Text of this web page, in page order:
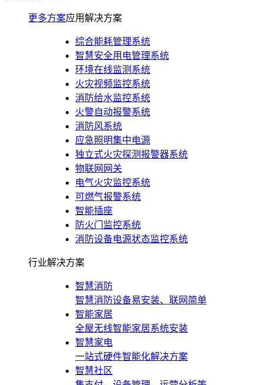
更多方案应用解决方案
综合能耗管理系统
智慧安全用电管理系统
环境在线监测系统
火灾视频监控系统
消防给水监控系统
火警自动报警系统
消防风系统
应急照明集中电源
独立式火灾探测报警器系统
物联网网关
电气火灾监控系统
可燃气报警系统
智能插座
防火门监控系统
消防设备电源状态监控系统
行业解决方案
智慧消防
智慧消防设备易安装、联网简单
智能家居
全屋无线智能家居系统安装
智慧家电
一站式硬件智能化解决方案
智慧社区